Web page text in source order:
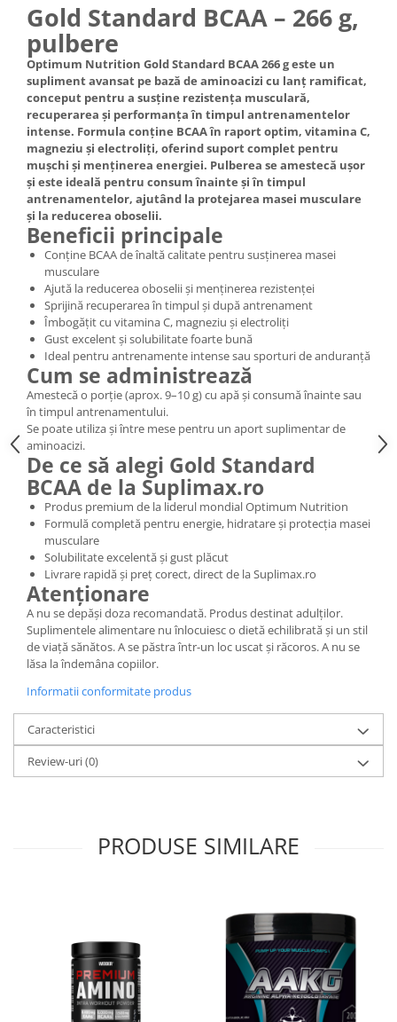
Gold Standard BCAA – 266 g,
pulbere
Optimum Nutrition Gold Standard BCAA 266 g este un
supliment avansat pe bază de aminoacizi cu lanț ramificat,
conceput pentru a susține rezistența musculară,
recuperarea și performanța în timpul antrenamentelor
intense. Formula conține BCAA în raport optim, vitamina C,
magneziu și electroliți, oferind suport complet pentru
mușchi și menținerea energiei. Pulberea se amestecă ușor
și este ideală pentru consum înainte și în timpul
antrenamentelor, ajutând la protejarea masei musculare
și la reducerea oboselii.
Beneficii principale
Conține BCAA de înaltă calitate pentru susținerea masei
musculare
Ajută la reducerea oboselii și menținerea rezistenței
Sprijină recuperarea în timpul și după antrenament
Îmbogățit cu vitamina C, magneziu și electroliți
Gust excelent și solubilitate foarte bună
Ideal pentru antrenamente intense sau sporturi de anduranță
Cum se administrează
Amestecă o porție (aprox. 9–10 g) cu apă și consumă înainte sau
în timpul antrenamentului.
Se poate utiliza și între mese pentru un aport suplimentar de
aminoacizi.
De ce să alegi Gold Standard
BCAA de la Suplimax.ro
Produs premium de la liderul mondial Optimum Nutrition
Formulă completă pentru energie, hidratare și protecția masei
musculare
Solubilitate excelentă și gust plăcut
Livrare rapidă și preț corect, direct de la Suplimax.ro
Atenționare
A nu se depăși doza recomandată. Produs destinat adulților.
Suplimentele alimentare nu înlocuiesc o dietă echilibrată și un stil
de viață sănătos. A se păstra într-un loc uscat și răcoros. A nu se
lăsa la îndemâna copiilor.
Informatii conformitate produs
Caracteristici
Review-uri(0)
PRODUSE SIMILARE